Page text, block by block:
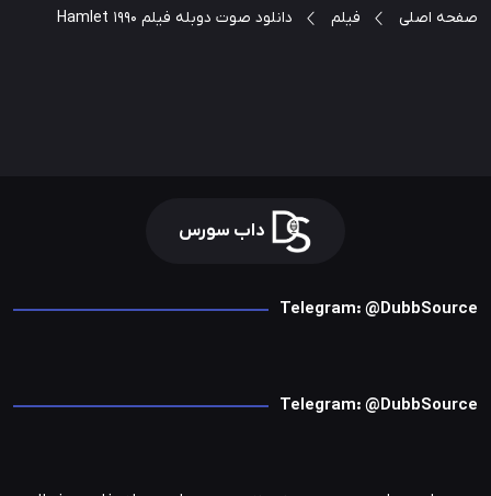
صفحه اصلی فیلم دانلود صوت دوبله فیلم Hamlet 1990
داب سورس
Telegram: @DubbSource
Telegram: @DubbSource